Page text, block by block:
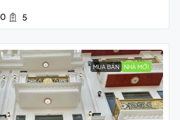
5
MUA BÁN NHÀ MỚI